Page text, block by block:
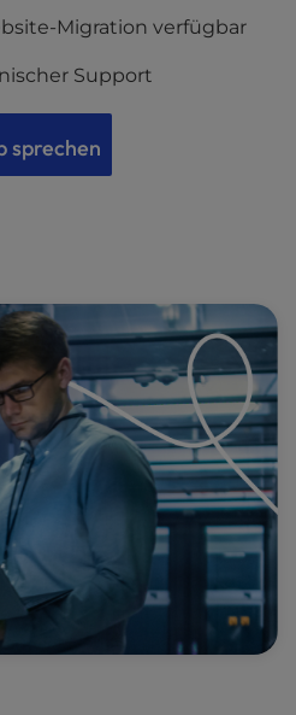
Migration verfügbar
Support
sprechen